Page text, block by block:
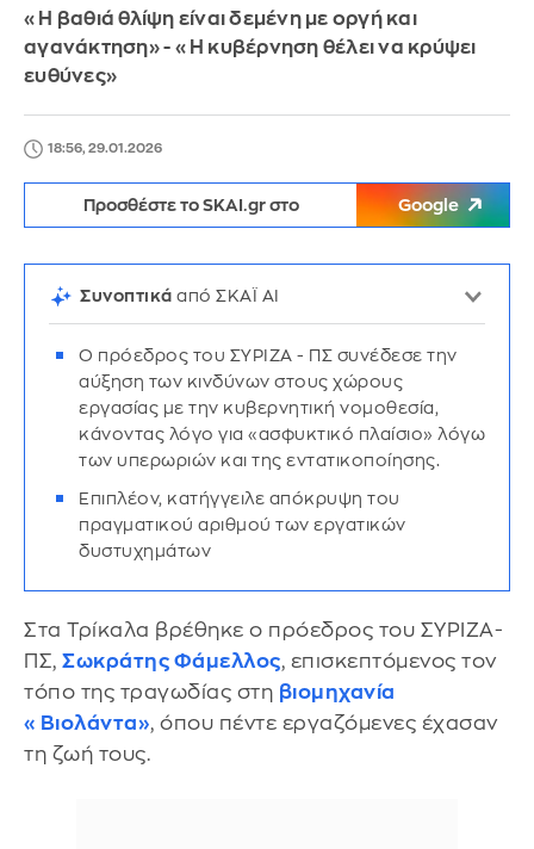
«Η βαθιά θλίψη είναι δεμένη με οργή και
αγανάκτηση» - «Η κυβέρνηση θέλει να κρύψει
ευθύνες»
18:56, 29.01.2026
Προσθέστε το SKAI.gr στο Google
Συνοπτικά από ΣΚΑΪ AI
Ο πρόεδρος του ΣΥΡΙΖΑ - ΠΣ συνέδεσε την
αύξηση των κινδύνων στους χώρους
εργασίας με την κυβερνητική νομοθεσία,
κάνοντας λόγο για «ασφυκτικό πλαίσιο» λόγω
των υπερωριών και της εντατικοποίησης.
Επιπλέον, κατήγγειλε απόκρυψη του
πραγματικού αριθμού των εργατικών
δυστυχημάτων
Στα Τρίκαλα βρέθηκε ο πρόεδρος του ΣΥΡΙΖΑ-
ΠΣ, Σωκράτης Φάμελλος, επισκεπτόμενος τον
τόπο της τραγωδίας στη βιομηχανία
«Βιολάντα», όπου πέντε εργαζόμενες έχασαν
τη ζωή τους.